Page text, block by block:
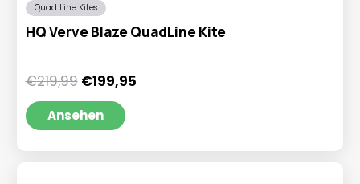
Quad Line Kites
HQ Verve Blaze QuadLine Kite
€219,99 Ursprünglicher
Preis
war:
€219,99
€199,95Aktueller
Ansehen